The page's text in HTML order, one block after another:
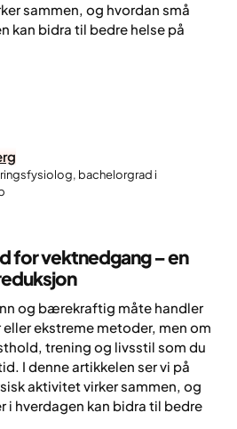
sammen, og hvordan små
kan bidra til bedre helse på
bachelorgrad i
for vektnedgang – en
og bærekraftig måte handler
ekstreme metoder, men om
trening og livsstil som du
I denne artikkelen ser vi på
aktivitet virker sammen, og
i hverdagen kan bidra til bedre